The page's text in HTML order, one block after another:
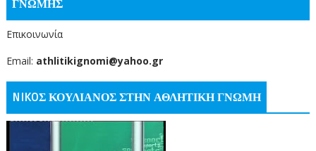
ΓΝΩΜΗΣ
Επικοινωνία
Email: athlitikignomi@yahoo.gr
NIKOΣ ΚΟΥΛΙΑΝΟΣ ΣΤΗΝ ΑΘΛΗΤΙΚΗ ΓΝΩΜΗ